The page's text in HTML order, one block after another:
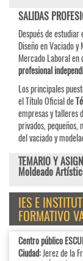
SALIDAS
Después de
Diseño en Vaciado
Mercado Laboral en
profesional
Los principales
el Título Oficial de
empresas y talleres
privados, pequeños,
del vaciado y
TEMARIO Y
Moldeado
IES E
FORMATIVO
Centro público
Ciudad:Jerez de la